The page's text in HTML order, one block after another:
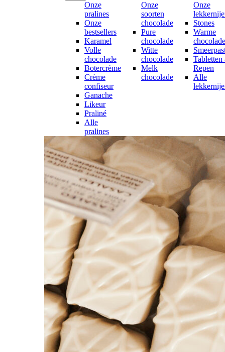
Onze
pralines
Onze
bestsellers
Karamel
Volle
chocolade
Botercrème
Crème
confiseur
Ganache
Likeur
Praliné
Alle
pralines
Onze
soorten
chocolade
Pure
chocolade
Witte
chocolade
Melk
chocolade
Onze
Stones
Warme
Repen
Alle